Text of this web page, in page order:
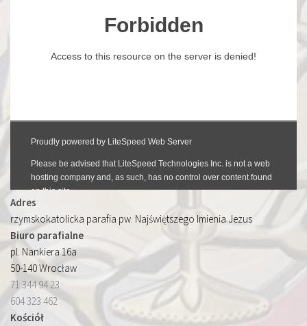
Adres
rzymskokatolicka parafia pw. Najświętszego Imienia Jezus
Biuro parafialne
pl. Nankiera 16a
50-140 Wrocław
71 344 94 23
604 323 462
Kościół